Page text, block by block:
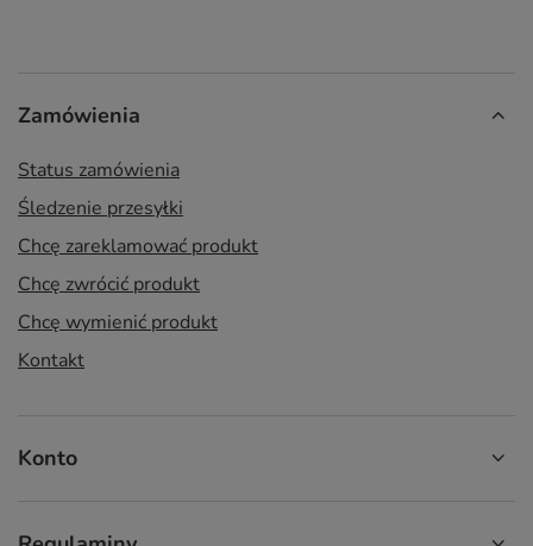
Zamówienia
Status zamówienia
Śledzenie przesyłki
Chcę zareklamować produkt
Chcę zwrócić produkt
Chcę wymienić produkt
Kontakt
Konto